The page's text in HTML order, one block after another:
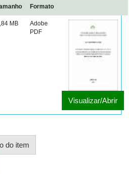
Formato
MB
Adobe
PDF
Visualizar/Abrir
do item